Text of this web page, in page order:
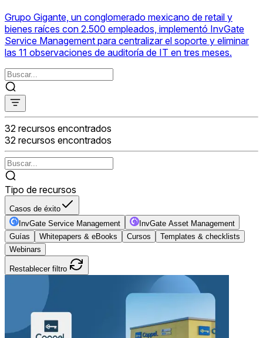
Grupo Gigante, un conglomerado mexicano de retail y
bienes raíces con 2.500 empleados, implementó InvGate
Service Management para centralizar el soporte y eliminar
las 11 observaciones de auditoría de IT en tres meses.
32 recursos encontrados
32 recursos encontrados
Tipo de recursos
Casos de éxito
InvGate Service Management
InvGate Asset Management
Guías
Whitepapers & eBooks Cursos
Templates & checklists
Webinars
Restablecer filtro